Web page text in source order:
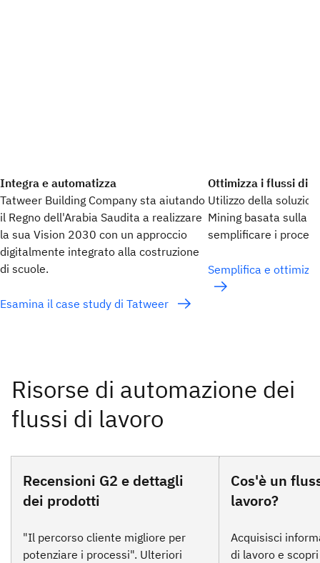
Integra e automatizza
Tatweer Building Company sta aiutando
il Regno dell'Arabia Saudita a realizzare
la sua Vision 2030 con un approccio
digitalmente integrato alla costruzione
di scuole.
Esamina il case study di Tatweer
Ottimizza i flussi di
Utilizzo della
Mining basata sulla
semplificare i
Semplifica e
Recensioni G2 e dettagli
dei prodotti
"Il percorso cliente migliore per
potenziare i processi". Ulteriori
Cos'è un
lavoro?
Acquisisci
di lavoro e